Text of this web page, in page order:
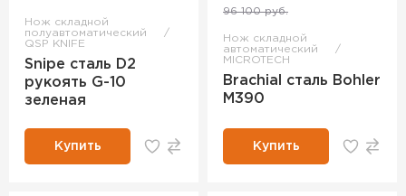
Нож складной
полуавтоматический
QSP KNIFE
Snipe сталь D2
рукоять G-10
зеленая
Купить
96 100 руб.
Нож складной
автоматический
MICROTECH
Brachial сталь Bohler
M390
Купить